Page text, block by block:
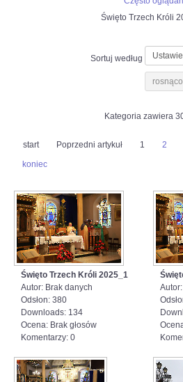
Święto Trzech Króli
Sortuj według
Kategoria zawiera
start Poprzedni artykuł 1 2
koniec
Święto Trzech Króli 2025_1
Autor: Brak danych
Odsłon: 380
Downloads: 134
Ocena: Brak głosów
Komentarzy: 0